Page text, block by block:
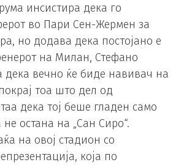
инсистира дека го
во Пари Сен-Жермен за
но додава дека постојано е
на Милан, Стефано
вечно ќе биде навивач на
тоа што дел од
дека тој беше гладен само
остана на „Сан Сиро“.
на овој стадион со
која по